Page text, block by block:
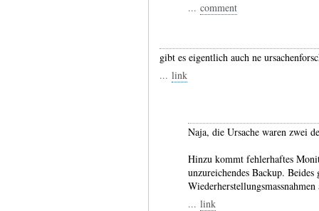
... comment
gibt es eigentlich auch ne
... link
Naja, die Ursache waren zwei
Hinzu kommt fehlerhaftes
unzureichendes Backup.
Wiederherstellungsmassnahmen
... link